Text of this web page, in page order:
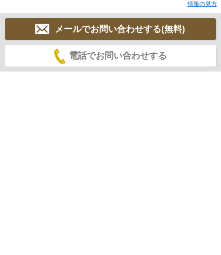
情報の見方
メールでお問い合わせする(無料)
電話でお問い合わせする